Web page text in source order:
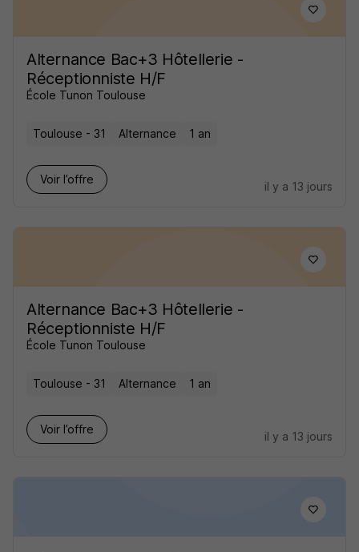
Alternance Bac+3 Hôtellerie -
Réceptionniste H/F
École Tunon Toulouse
Toulouse - 31 Alternance 1 an
Voir l’offre
il y a 13 jours
Alternance Bac+3 Hôtellerie -
Réceptionniste H/F
École Tunon Toulouse
Toulouse - 31 Alternance 1 an
Voir l’offre
il y a 13 jours